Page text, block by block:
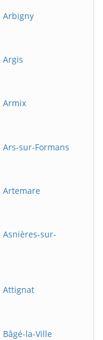
Arbigny
Armix
sur-Formans
sur-
Attignat
la-Ville